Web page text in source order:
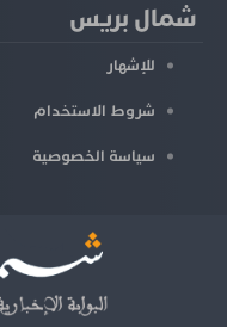
شمال بريس
للإشهار
شروط الاستخدام
سياسة الخصوصية